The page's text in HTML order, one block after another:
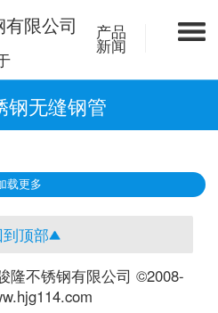
产品
新闻
钢无缝钢管
载更多
到顶部
隆不锈钢有限公司 ©2008-